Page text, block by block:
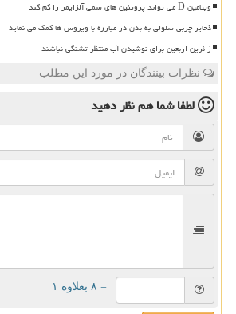
ویتامین D می تواند پروتئین های سمی آلزایمر را کم کند
ذخایر چربی سلولی به بدن در مبارزه با ویروس ها کمک می نماید
زائرین اربعین برای نوشیدن آب منتظر تشنگی نباشند
نظرات بینندگان در مورد این مطلب
لطفا شما همنظر دهید
= ۸ بعلاوه ۱